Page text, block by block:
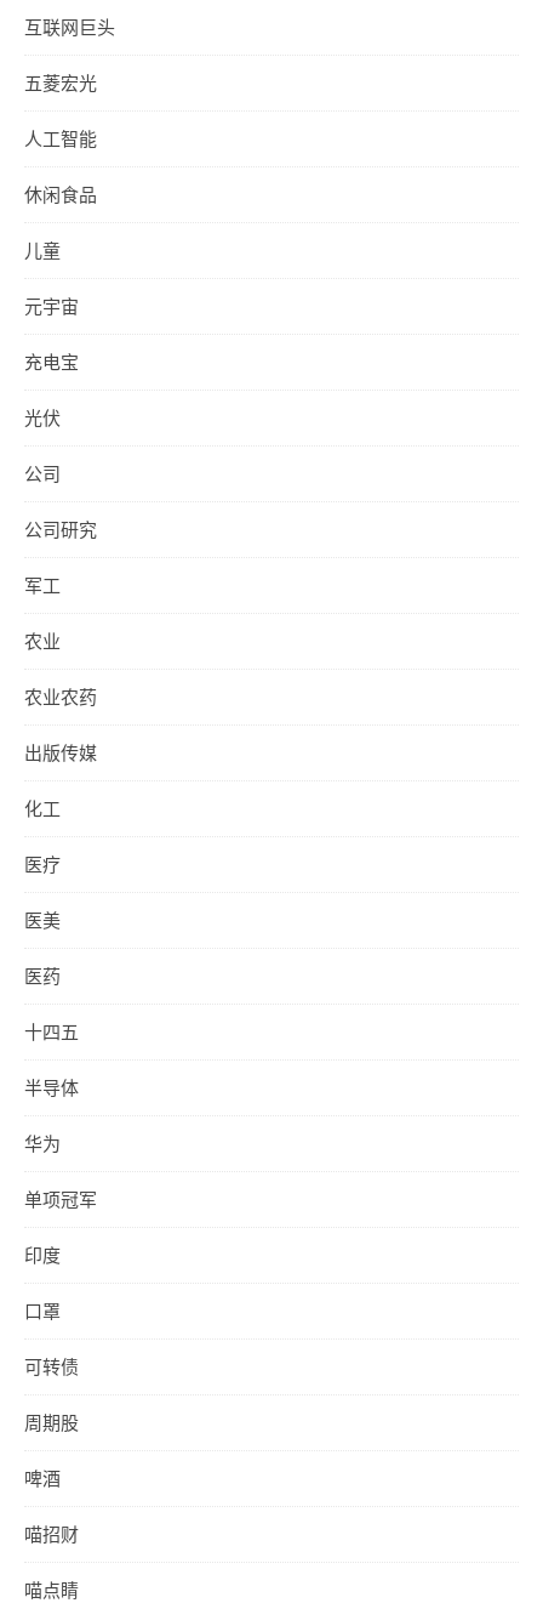
互联网巨头
五菱宏光
人工智能
休闲食品
儿童
元宇宙
充电宝
光伏
公司
公司研究
军工
农业
农业农药
出版传媒
化工
医疗
医美
医药
十四五
半导体
华为
单项冠军
印度
口罩
可转债
周期股
啤酒
喵招财
喵点睛